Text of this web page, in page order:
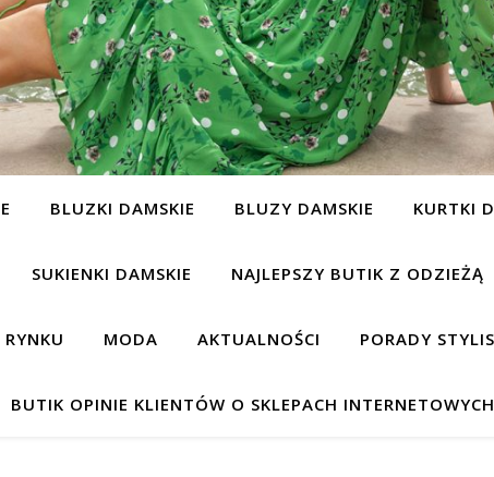
BLUZKI DAMSKIE BLUZY DAMSKIE KURTKI
SUKIENKI DAMSKIE NAJLEPSZY BUTIK Z ODZIEŻĄ
MODA AKTUALNOŚCI PORADY
BUTIK OPINIE KLIENTÓW O SKLEPACH INTERNETOWYCH